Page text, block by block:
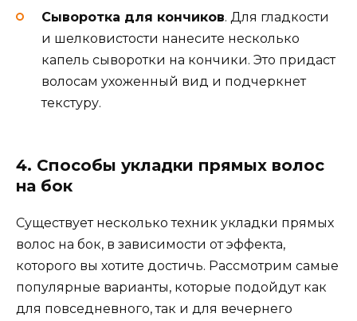
Сыворотка для кончиков. Для гладкости
и шелковистости нанесите несколько
капель сыворотки на кончики. Это придаст
волосам ухоженный вид и подчеркнет
текстуру.
4. Способы укладки прямых волос
на бок
Существует несколько техник укладки прямых
волос на бок, в зависимости от эффекта,
которого вы хотите достичь. Рассмотрим самые
популярные варианты, которые подойдут как
для повседневного, так и для вечернего